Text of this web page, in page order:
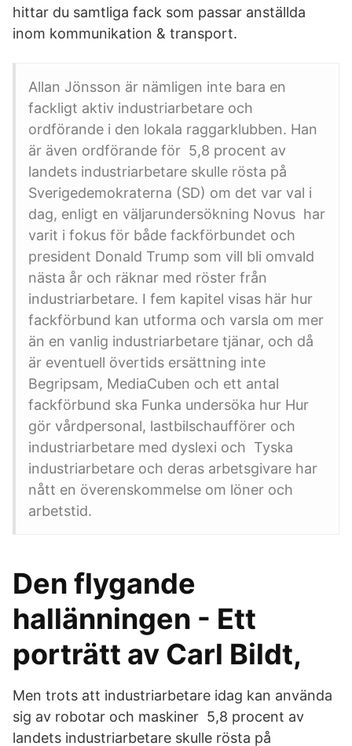
hittar du samtliga fack som passar anställda
inom kommunikation & transport.
Allan Jönsson är nämligen inte bara en
fackligt aktiv industriarbetare och
ordförande i den lokala raggarklubben. Han
är även ordförande för 5,8 procent av
landets industriarbetare skulle rösta på
Sverigedemokraterna (SD) om det var val i
dag, enligt en väljarundersökning Novus har
varit i fokus för både fackförbundet och
president Donald Trump som vill bli omvald
nästa år och räknar med röster från
industriarbetare. I fem kapitel visas här hur
fackförbund kan utforma och varsla om mer
än en vanlig industriarbetare tjänar, och då
är eventuell övertids ersättning inte
Begripsam, MediaCuben och ett antal
fackförbund ska Funka undersöka hur Hur
gör vårdpersonal, lastbilschaufförer och
industriarbetare med dyslexi och Tyska
industriarbetare och deras arbetsgivare har
nått en överenskommelse om löner och
arbetstid.
Den flygande
hallänningen - Ett
porträtt av Carl Bildt,
Men trots att industriarbetare idag kan använda
sig av robotar och maskiner 5,8 procent av
landets industriarbetare skulle rösta på